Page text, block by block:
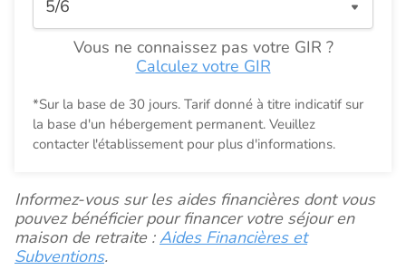
Vous ne connaissez pas votre GIR ?
Calculez votre GIR
*Sur la base de 30 jours. Tarif donné à titre indicatif sur
la base d'un hébergement permanent. Veuillez
contacter l'établissement pour plus d'informations.
Informez-vous sur les aides financières dont vous
pouvez bénéficier pour financer votre séjour en
maison de retraite :Aides Financières et
Subventions.